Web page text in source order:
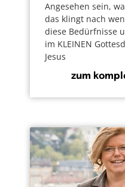
Angesehen sein,
das klingt nach
diese Bedürfnisse
im KLEINEN
Jesus
zum